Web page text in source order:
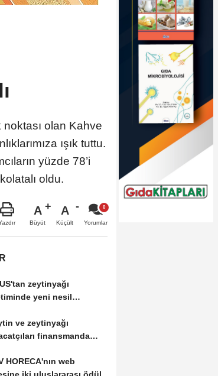
olan Kahve
ışık tuttu.
yüzde 78’i
oldu.
A
Büyüt
A
Küçült Yorumlar
zeytinyağı
yeni nesil
ve zeytinyağı
finansmanda
HORECA'nın web